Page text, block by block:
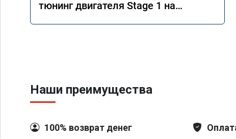
тюнинг двигателя Stage 1 на
Наши преимущества
100% возврат денег